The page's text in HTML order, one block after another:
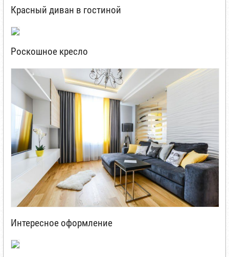
Красный диван в гостиной
Роскошное кресло
Интересное оформление